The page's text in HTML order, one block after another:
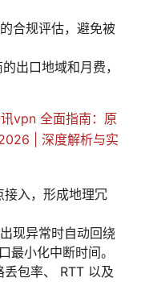
合规评估，避免被
出口地域和月费，
vpn 全面指南：原
| 深度解析与实
入，形成地理冗
现异常时自动回绕
最小化中断时间。
包率、 RTT 以及